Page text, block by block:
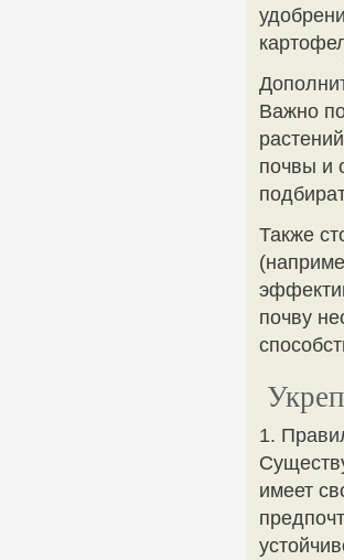
Важно
почвы и
Также
почву
1.
имеет